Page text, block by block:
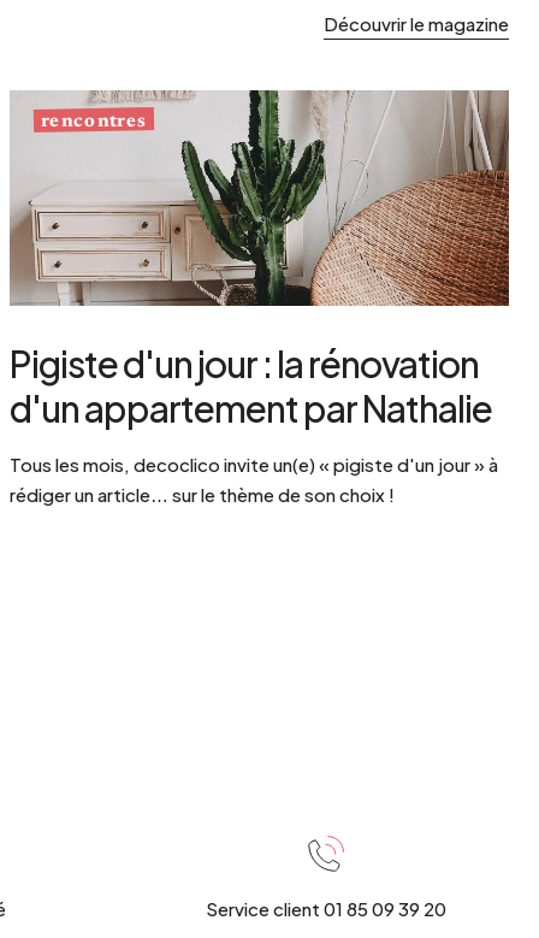
Découvrir le magazine
rencontres
Pigiste d'un jour : la rénovation
d'un appartement par Nathalie
Tous les mois, decoclico invite un(e) « pigiste d'un jour » à
rédiger un article… sur le thème de son choix !
Service client 01 85 09 39 20